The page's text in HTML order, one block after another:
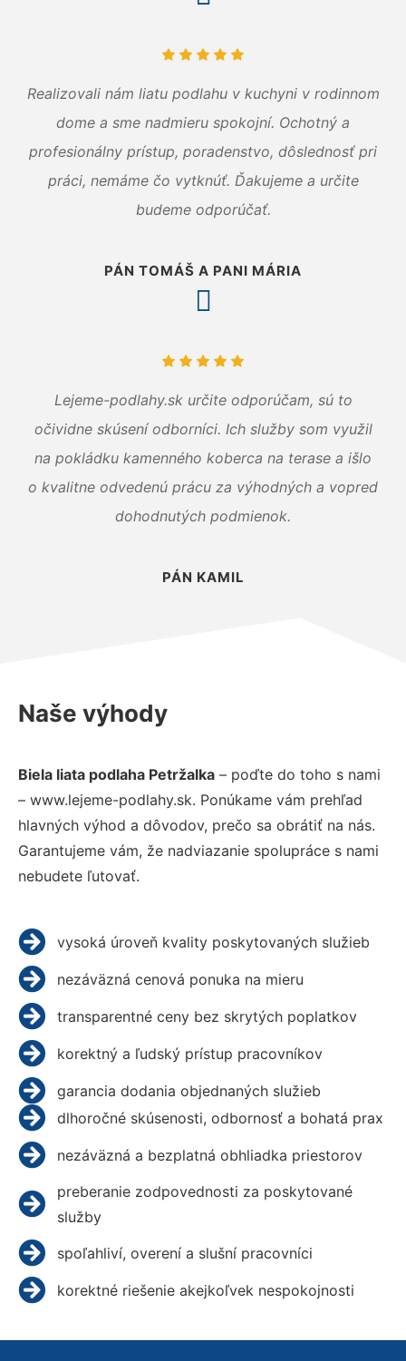
Realizovali nám liatu podlahu v kuchyni v rodinnom
dome a sme nadmieru spokojní. Ochotný a
profesionálny prístup, poradenstvo, dôslednosť pri
práci, nemáme čo vytknúť. Ďakujeme a určite
budeme odporúčať.
PÁN TOMÁŠ A PANI MÁRIA
Lejeme-podlahy.sk určite odporúčam, sú to
očividne skúsení odborníci. Ich služby som využil
na pokládku kamenného koberca na terase a išlo
o kvalitne odvedenú prácu za výhodných a vopred
dohodnutých podmienok.
PÁN KAMIL
Naše výhody
Biela liata podlaha Petržalka – poďte do toho s nami
– www.lejeme-podlahy.sk. Ponúkame vám prehľad
hlavných výhod a dôvodov, prečo sa obrátiť na nás.
Garantujeme vám, že nadviazanie spolupráce s nami
nebudete ľutovať.
vysoká úroveň kvality poskytovaných služieb
nezáväzná cenová ponuka na mieru
transparentné ceny bez skrytých poplatkov
korektný a ľudský prístup pracovníkov
garancia dodania objednaných služieb
dlhoročné skúsenosti, odbornosť a bohatá prax
nezáväzná a bezplatná obhliadka priestorov
preberanie zodpovednosti za poskytované
služby
spoľahliví, overení a slušní pracovníci
korektné riešenie akejkoľvek nespokojnosti